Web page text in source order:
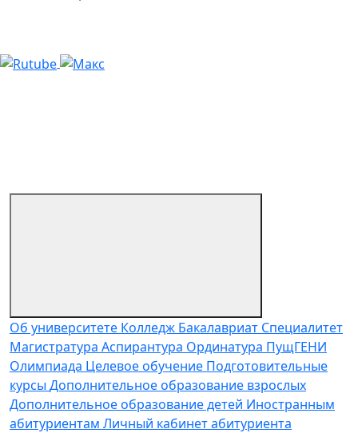
Об университете Колледж Бакалавриат Специалитет
Магистратура Аспирантура Ординатура ПущГЕНИ
Олимпиада Целевое обучение Подготовительные
курсы Дополнительное образование взрослых
Дополнительное образование детей Иностранным
абитуриентам Личный кабинет абитуриента